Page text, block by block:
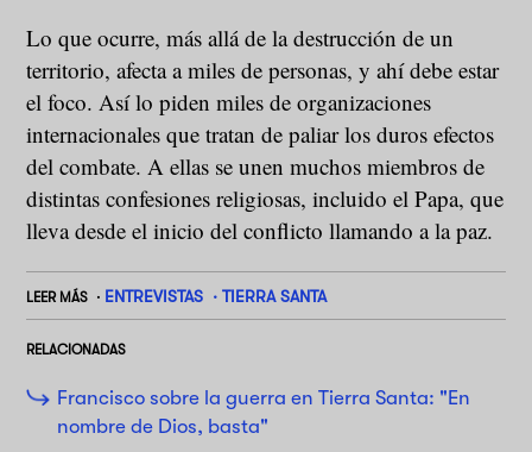
Lo que ocurre, más allá de la destrucción de un
territorio, afecta a miles de personas, y ahí debe estar
el foco. Así lo piden miles de organizaciones
internacionales que tratan de paliar los duros efectos
del combate. A ellas se unen muchos miembros de
distintas confesiones religiosas, incluido el Papa, que
lleva desde el inicio del conflicto llamando a la paz.
LEER MÁS ENTREVISTAS TIERRA SANTA
RELACIONADAS
Francisco sobre la guerra en Tierra Santa: "En
nombre de Dios, basta"